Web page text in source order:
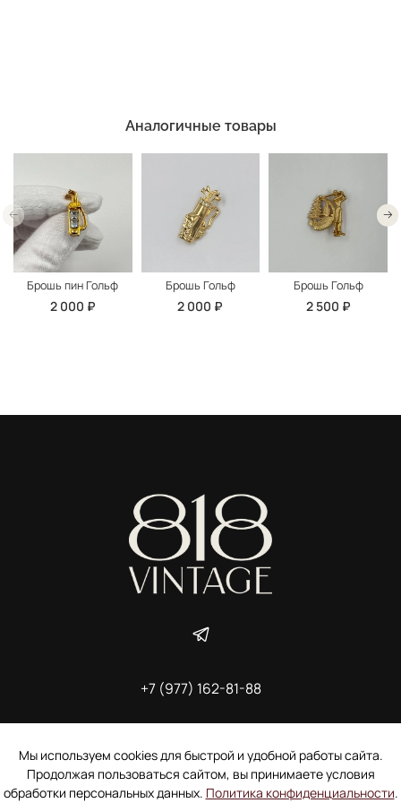
Аналогичные товары
Брошь пин Гольф
2 000 ₽
Брошь Гольф
2 000 ₽
Брошь Гольф
2 500 ₽
+7 (977) 162-81-88
Пользовательское соглашение
Электронное согласие покупателя на рассылку
Согласие на обработку персональных данных
Мы используем cookies для быстрой и удобной работы сайта.
Продолжая пользоваться сайтом, вы принимаете условия
обработки персональных данных. Политика конфиденциальности.